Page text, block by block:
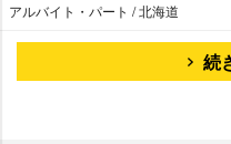
アルバイト・パート / 北海道
続